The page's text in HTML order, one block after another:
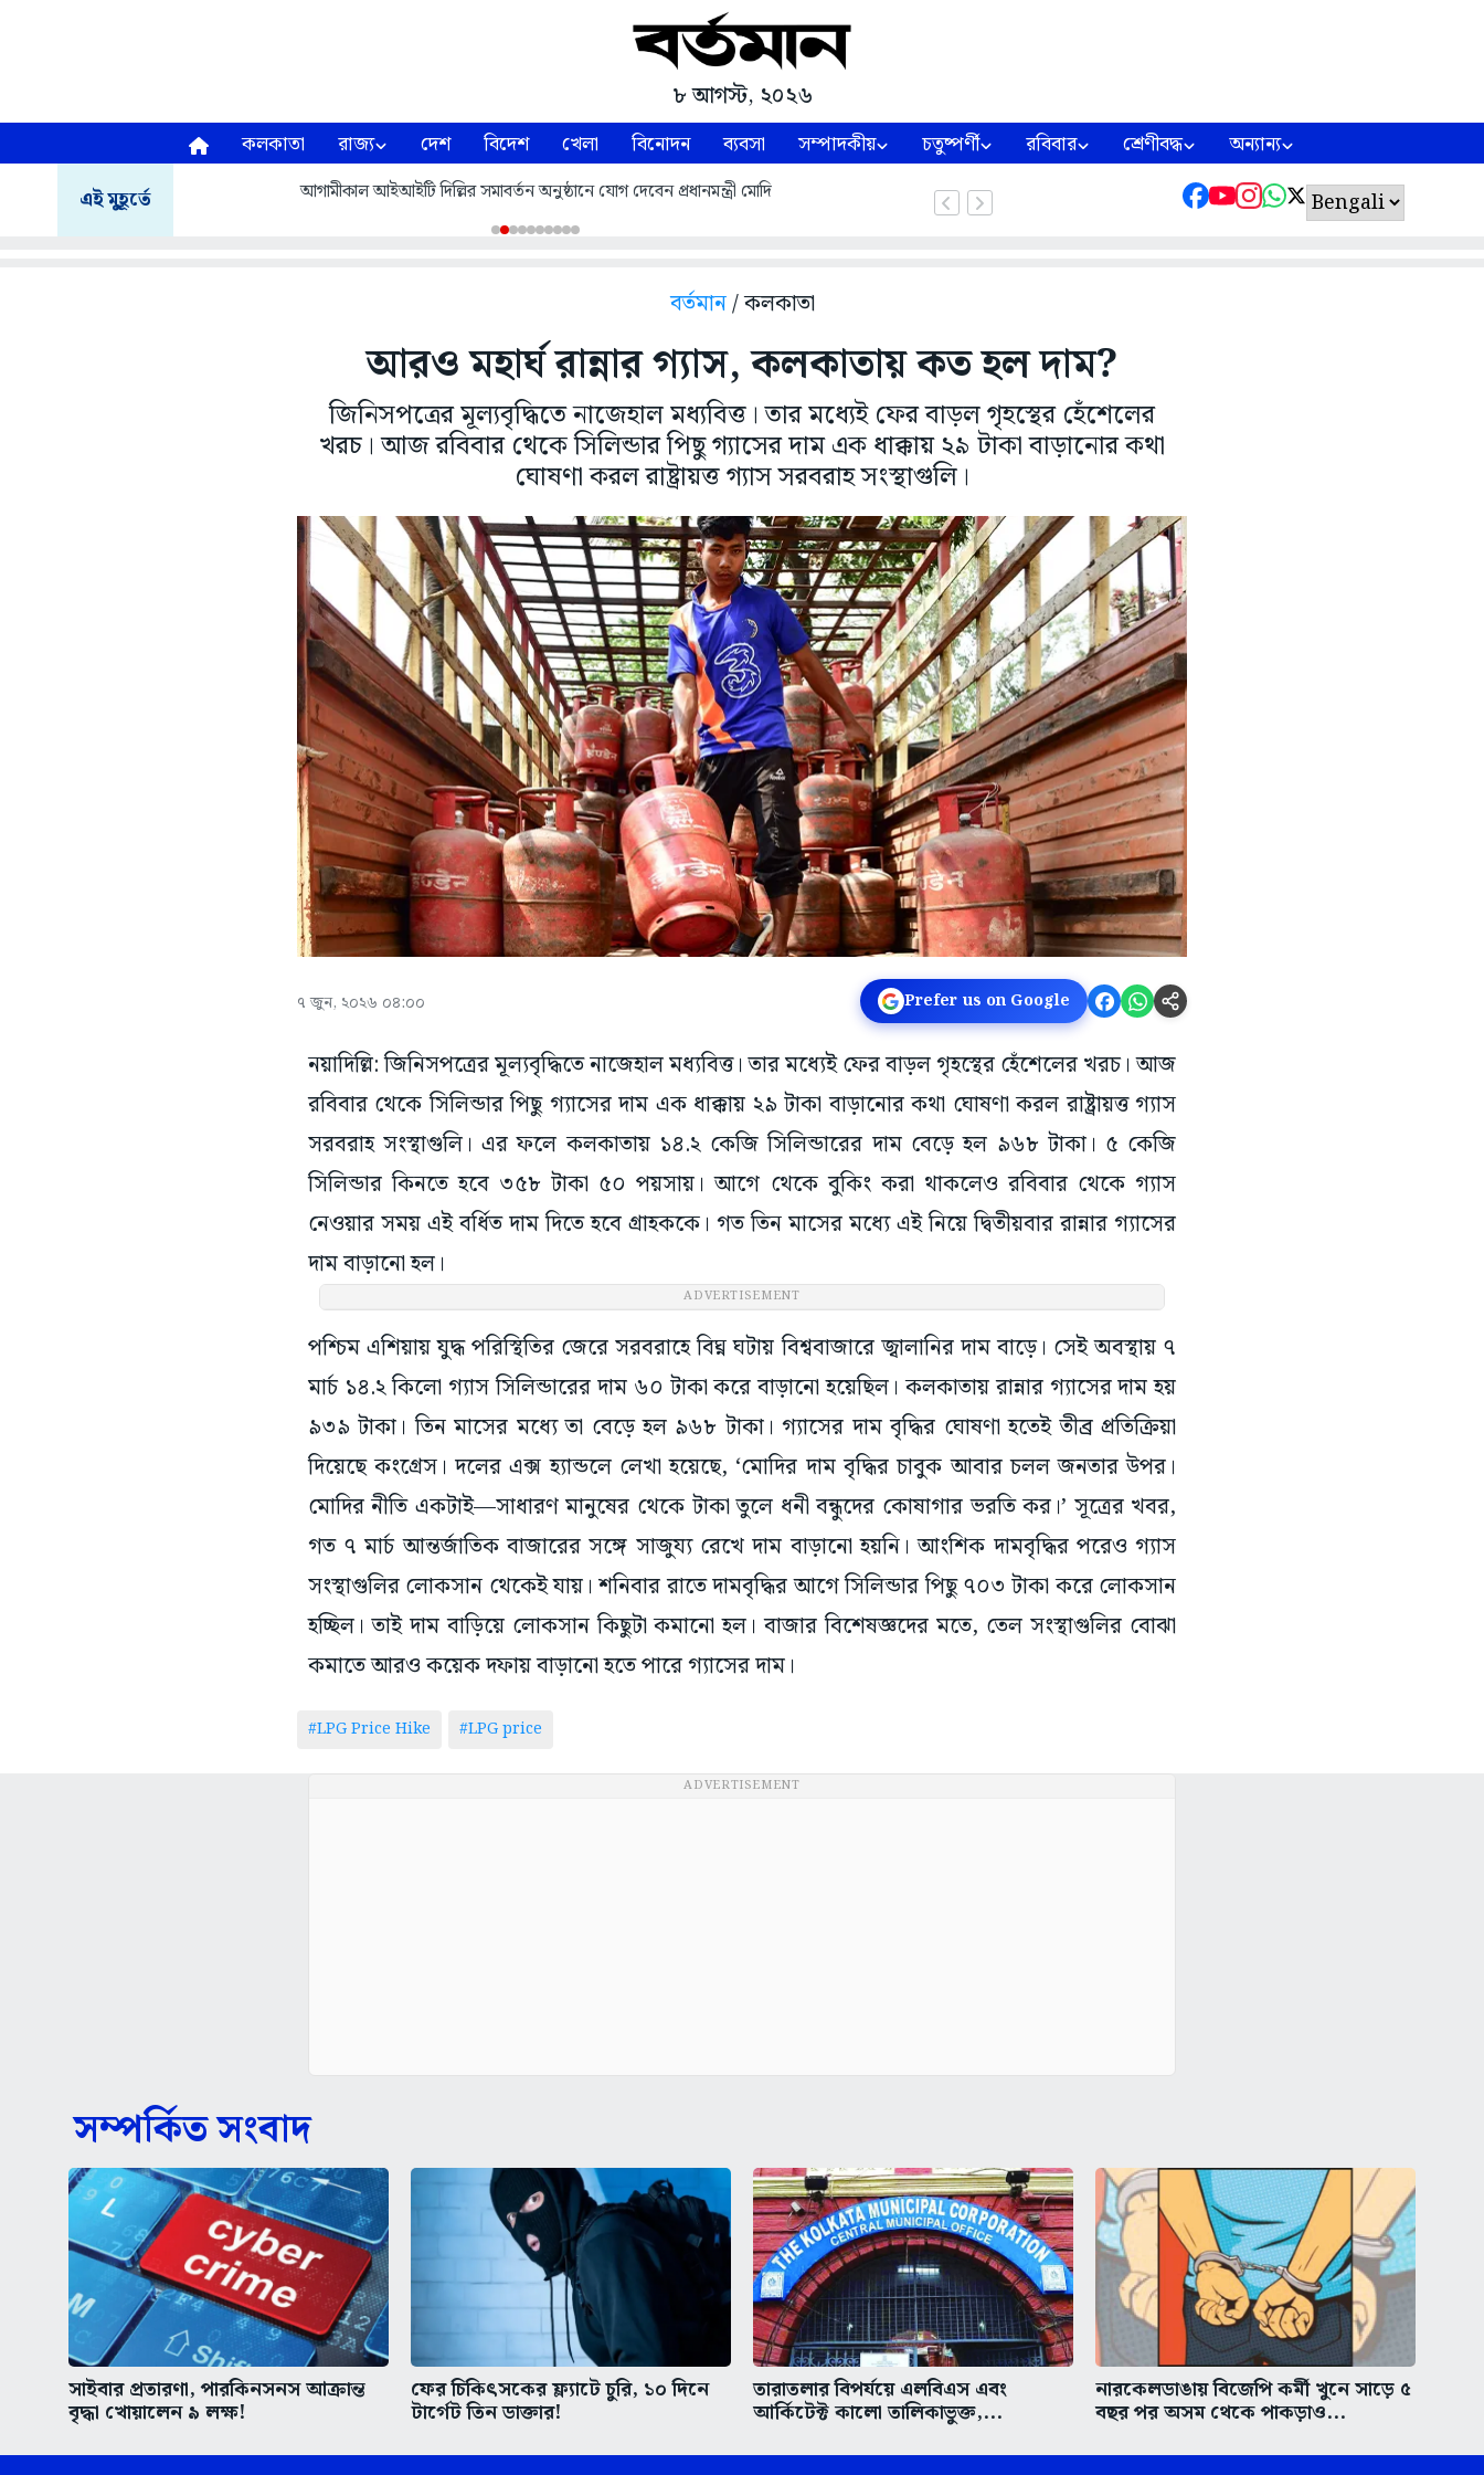
৮ আগস্ট, ২০২৬
কলকাতা রাজ্য দেশ বিদেশ খেলা বিনোদন ব্যবসা সম্পাদকীয় চতুষ্পর্ণী রবিবার শ্রেণীবদ্ধ অন্যান্য
এই মুহূর্তে আগামীকাল আইআইটি দিল্লির সমাবর্তন অনুষ্ঠানে যোগ দেবেন প্রধানমন্ত্রী মোদি
বর্তমান/ কলকাতা
আরও মহার্ঘ রান্নার গ্যাস, কলকাতায় কত হল দাম?
জিনিসপত্রের মূল্যবৃদ্ধিতে নাজেহাল মধ্যবিত্ত। তার মধ্যেই ফের বাড়ল গৃহস্থের হেঁশেলের
খরচ। আজ রবিবার থেকে সিলিন্ডার পিছু গ্যাসের দাম এক ধাক্কায় ২৯ টাকা বাড়ানোর কথা
ঘোষণা করল রাষ্ট্রায়ত্ত গ্যাস সরবরাহ সংস্থাগুলি।
৭ জুন, ২০২৬ ০৪:০০ Prefer us on Google
নয়াদিল্লি: জিনিসপত্রের মূল্যবৃদ্ধিতে নাজেহাল মধ্যবিত্ত। তার মধ্যেই ফের বাড়ল গৃহস্থের হেঁশেলের খরচ। আজ
রবিবার থেকে সিলিন্ডার পিছু গ্যাসের দাম এক ধাক্কায় ২৯ টাকা বাড়ানোর কথা ঘোষণা করল রাষ্ট্রায়ত্ত গ্যাস
সরবরাহ সংস্থাগুলি। এর ফলে কলকাতায় ১৪.২ কেজি সিলিন্ডারের দাম বেড়ে হল ৯৬৮ টাকা। ৫ কেজি
সিলিন্ডার কিনতে হবে ৩৫৮ টাকা ৫০ পয়সায়। আগে থেকে বুকিং করা থাকলেও রবিবার থেকে গ্যাস
নেওয়ার সময় এই বর্ধিত দাম দিতে হবে গ্রাহককে। গত তিন মাসের মধ্যে এই নিয়ে দ্বিতীয়বার রান্নার গ্যাসের
দাম বাড়ানো হল।
ADVERTISEMENT
পশ্চিম এশিয়ায় যুদ্ধ পরিস্থিতির জেরে সরবরাহে বিঘ্ন ঘটায় বিশ্ববাজারে জ্বালানির দাম বাড়ে। সেই অবস্থায় ৭
মার্চ ১৪.২ কিলো গ্যাস সিলিন্ডারের দাম ৬০ টাকা করে বাড়ানো হয়েছিল। কলকাতায় রান্নার গ্যাসের দাম হয়
৯৩৯ টাকা। তিন মাসের মধ্যে তা বেড়ে হল ৯৬৮ টাকা। গ্যাসের দাম বৃদ্ধির ঘোষণা হতেই তীব্র প্রতিক্রিয়া
দিয়েছে কংগ্রেস। দলের এক্স হ্যান্ডলে লেখা হয়েছে, ‘মোদির দাম বৃদ্ধির চাবুক আবার চলল জনতার উপর।
মোদির নীতি একটাই—সাধারণ মানুষের থেকে টাকা তুলে ধনী বন্ধুদের কোষাগার ভরতি কর।’ সূত্রের খবর,
গত ৭ মার্চ আন্তর্জাতিক বাজারের সঙ্গে সাজুয্য রেখে দাম বাড়ানো হয়নি। আংশিক দামবৃদ্ধির পরেও গ্যাস
সংস্থাগুলির লোকসান থেকেই যায়। শনিবার রাতে দামবৃদ্ধির আগে সিলিন্ডার পিছু ৭০৩ টাকা করে লোকসান
হচ্ছিল। তাই দাম বাড়িয়ে লোকসান কিছুটা কমানো হল। বাজার বিশেষজ্ঞদের মতে, তেল সংস্থাগুলির বোঝা
কমাতে আরও কয়েক দফায় বাড়ানো হতে পারে গ্যাসের দাম।
#LPG Price Hike #LPG price
ADVERTISEMENT
সম্পর্কিত সংবাদ
সাইবার প্রতারণা, পারকিনসনস আক্রান্ত
বৃদ্ধা খোয়ালেন ৯ লক্ষ!
ফের চিকিৎসকের ফ্ল্যাটে চুরি, ১০ দিনে
টার্গেট তিন ডাক্তার!
তারাতলার বিপর্যয়ে এলবিএস এবং
আর্কিটেক্ট কালো তালিকাভুক্ত,...
নারকেলডাঙায় বিজেপি কর্মী খুনে সাড়ে ৫
বছর পর অসম থেকে পাকড়াও...